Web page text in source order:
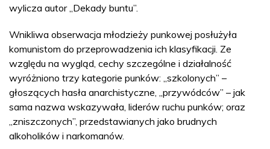
wylicza autor „Dekady buntu”.
Wnikliwa obserwacja młodzieży punkowej posłużyła
komunistom do przeprowadzenia ich klasyfikacji. Ze
względu na wygląd, cechy szczególne i działalność
wyróżniono trzy kategorie punków: „szkolonych” –
głoszących hasła anarchistyczne, „przywódców” – jak
sama nazwa wskazywała, liderów ruchu punków; oraz
„zniszczonych”, przedstawianych jako brudnych
alkoholików i narkomanów.